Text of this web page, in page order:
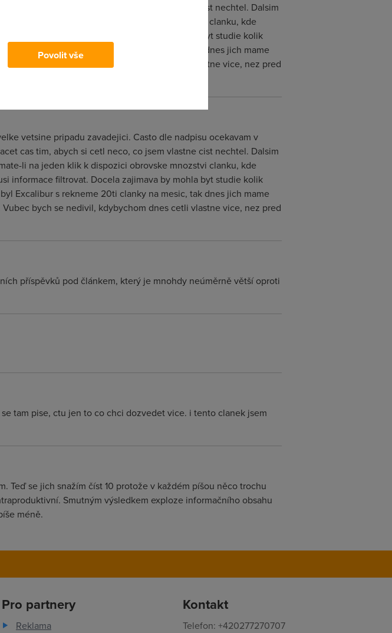
cas tim, abych si cetl neco, co jsem vlastne cist nechtel. Dalsim
li na jeden klik k dispozici obrovske mnozstvi clanku, kde
informace filtrovat. Docela zajimava by mohla byt studie kolik
Excalibur s rekneme 20ti clanky na mesic, tak dnes jich mame
bych se nedivil, kdybychom dnes cetli vlastne vice, nez pred
vetsine pripadu zavadejici. Casto dle nadpisu ocekavam v
cas tim, abych si cetl neco, co jsem vlastne cist nechtel. Dalsim
li na jeden klik k dispozici obrovske mnozstvi clanku, kde
informace filtrovat. Docela zajimava by mohla byt studie kolik
Excalibur s rekneme 20ti clanky na mesic, tak dnes jich mame
bych se nedivil, kdybychom dnes cetli vlastne vice, nez pred
příspěvků pod článkem, který je mnohdy neúměrně větší oproti
tam pise, ctu jen to co chci dozvedet vice. i tento clanek jsem
se jich snažím číst 10 protože v každém píšou něco trochu
Smutným výsledkem exploze informačního obsahu
méně.
Pro partnery
Reklama
Kontakt
Telefon: +420277270707
Povolit vše